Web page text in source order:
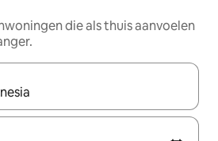
die als thuis aanvoelen
beschikbaar zijn, maak je een keuze